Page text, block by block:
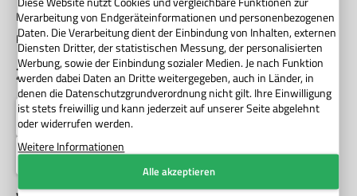
Barrierefreiheit
Unternehmen
Privatsphäre
Zahlung
Verarbeitung von Endgeräteinformationen und personenbezogenen
Daten. Die Verarbeitung dient der Einbindung von Inhalten, externen
Diensten Dritter, der statistischen Messung, der personalisierten
Werbung, sowie der Einbindung sozialer Medien. Je nach Funktion
werden dabei Daten an Dritte weitergegeben, auch in Länder, in
denen die Datenschutzgrundverordnung nicht gilt. Ihre Einwilligung
ist stets freiwillig und kann jederzeit auf unserer Seite abgelehnt
oder widerrufen werden.
Weitere Informationen
Alle akzeptieren